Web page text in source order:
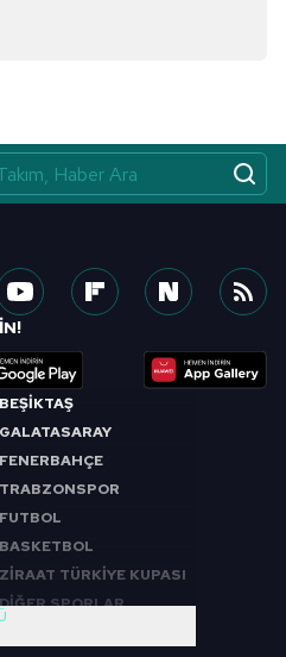
BEŞİKTAŞ
GALATASARAY
FENERBAHÇE
TRABZONSPOR
FUTBOL
BASKETBOL
ZİRAAT TÜRKİYE KUPASI
DİĞER SPORLAR